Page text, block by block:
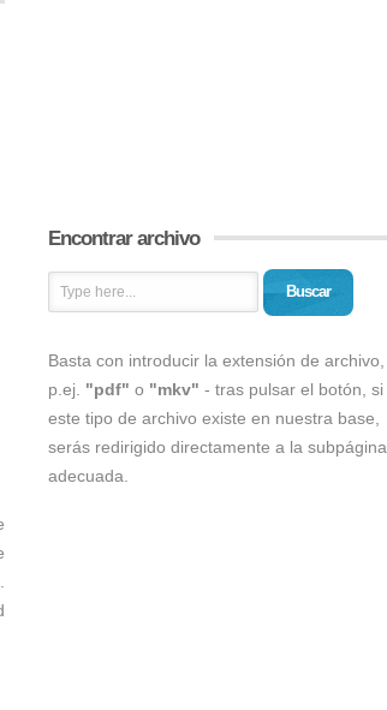
Encontrar archivo
Buscar
Basta con introducir la extensión de archivo,
p.ej. "pdf" o "mkv" - tras pulsar el botón, si
este tipo de archivo existe en nuestra base,
serás redirigido directamente a la subpágina
adecuada.